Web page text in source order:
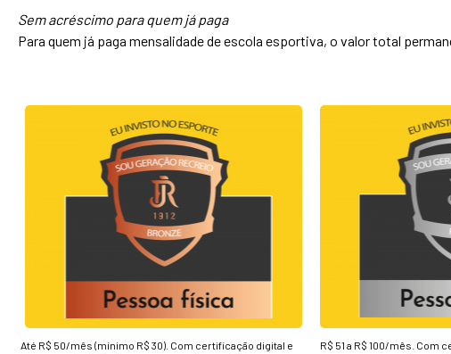
Sem acréscimo para quem já paga
Para quem já paga mensalidade de escola esportiva, o valor total
Até R$ 50/mês (mínimo R$ 30). Com certificação digital e
R$ 51 a R$ 100/mês. Com